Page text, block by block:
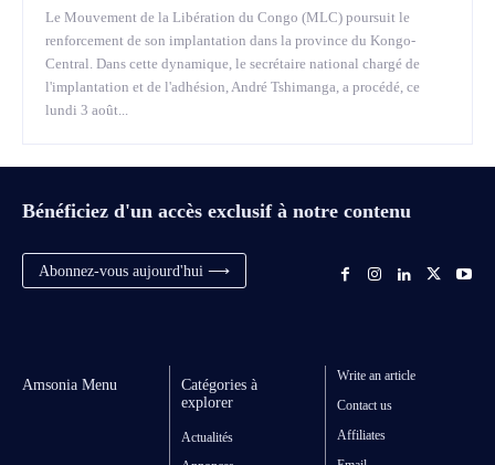
Le Mouvement de la Libération du Congo (MLC) poursuit le
renforcement de son implantation dans la province du Kongo-
Central. Dans cette dynamique, le secrétaire national chargé de
l'implantation et de l'adhésion, André Tshimanga, a procédé, ce
lundi 3 août...
Bénéficiez d'un accès exclusif à notre contenu
Abonnez-vous aujourd'hui ⟶
Amsonia Menu
Catégories à
explorer
Actualités
Write an article
Contact us
Affiliates